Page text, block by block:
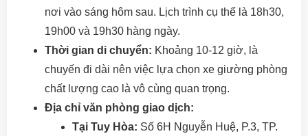
nơi vào sáng hôm sau. Lịch trình cụ thể là 18h30,
19h00 và 19h30 hàng ngày.
Thời gian di chuyển: Khoảng 10-12 giờ, là
chuyến đi dài nên việc lựa chọn xe giường phòng
chất lượng cao là vô cùng quan trọng.
Địa chỉ văn phòng giao dịch:
Tại Tuy Hòa: Số 6H Nguyễn Huệ, P.3, TP.